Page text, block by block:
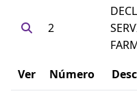
2
Ver Número